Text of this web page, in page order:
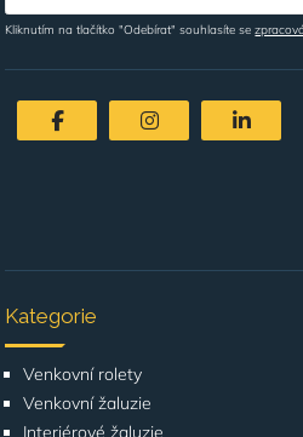
Kliknutím na tlačítko "Odebírat" souhlasíte se
Kategorie
Venkovní rolety
Venkovní žaluzie
Interiérové žaluzie